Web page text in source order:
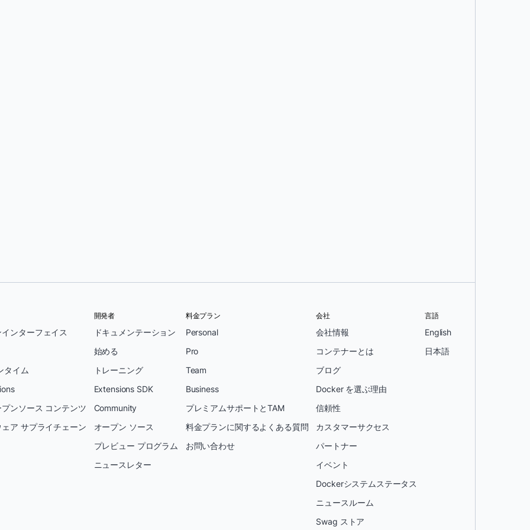
ンターフェイス
タイム
ンソース コンテンツ
ア サプライチェーン
開発者
ドキュメンテーション
始める
トレーニング
Extensions SDK
Community
オープン ソース
プレビュー プログラム
ニュースレター
料金プラン
Personal
Pro
Team
Business
プレミアムサポートとTAM
料金プランに関するよくある質問
お問い合わせ
会社
会社情報
コンテナーとは
ブログ
Docker を選ぶ理由
信頼性
カスタマーサクセス
パートナー
イベント
Dockerシステムステータス
ニュースルーム
Swag ストア
言語
English
日本語